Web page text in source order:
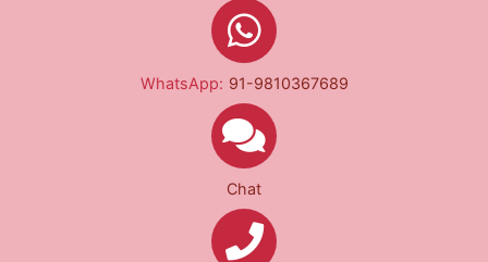
WhatsApp: 91-9810367689
Chat